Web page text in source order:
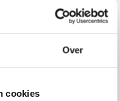
Over
cookies
upgrade voor
ook lekker fris of
zodat je jezelf kan